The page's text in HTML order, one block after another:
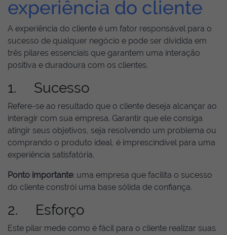
experiência do cliente
A experiência do cliente é um fator responsável para o
sucesso de qualquer negócio e pode ser dividida em
três pilares essenciais que garantem uma interação
positiva e duradoura com os clientes.
1. Sucesso
Refere-se ao resultado que o cliente deseja alcançar ao
interagir com sua empresa. Garantir que ele consiga
atingir seus objetivos, seja resolvendo um problema ou
comprando o produto ideal, é imprescindível para uma
experiência satisfatória.
Ponto importante: uma empresa que facilita o sucesso
do cliente constrói uma base sólida de confiança.
2. Esforço
Este pilar mede como é fácil para o cliente realizar suas